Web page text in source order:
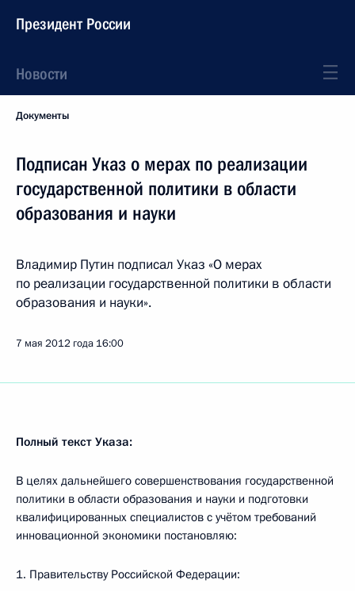
Президент России
Новости
Документы
Подписан Указ о мерах по реализации
государственной политики в области
образования и науки
Владимир Путин подписал Указ «О мерах
по реализации государственной политики в области
образования и науки».
7 мая 2012 года 16:00
Полный текст Указа:
В целях дальнейшего совершенствования государственной
политики в области образования и науки и подготовки
квалифицированных специалистов с учётом требований
инновационной экономики постановляю:
1. Правительству Российской Федерации: